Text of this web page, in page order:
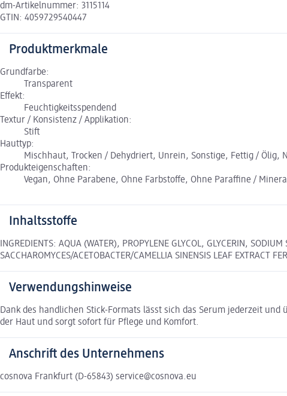
dm-Artikelnummer: 3115114
GTIN: 4059729540447
Produktmerkmale
Grundfarbe:
Transparent
Effekt:
Feuchtigkeitsspendend
Textur / Konsistenz / Applikation:
Stift
Hauttyp:
Mischhaut, Trocken / Dehydriert, Unrein, Sonstige, Fettig / Ölig,
Produkteigenschaften:
Vegan, Ohne Parabene, Ohne Farbstoffe, Ohne Paraffine /
Inhaltsstoffe
INGREDIENTS: AQUA (WATER), PROPYLENE GLYCOL, GLYCERIN,
SACCHAROMYCES/ACETOBACTER/CAMELLIA SINENSIS LEAF EXTRACT
Verwendungshinweise
Dank des handlichen Stick-Formats lässt sich das Serum jederzeit
der Haut und sorgt sofort für Pflege und Komfort.
Anschrift des Unternehmens
cosnova Frankfurt (D-65843) service@cosnova.eu